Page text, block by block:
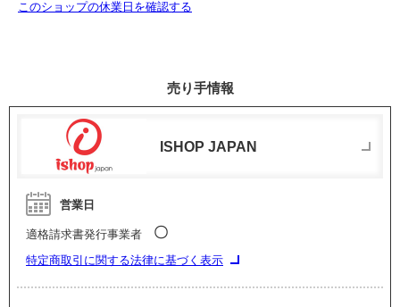
このショップの休業日を確認する
売り手情報
ISHOP JAPAN
営業日
適格請求書発行事業者 〇
特定商取引に関する法律に基づく表示